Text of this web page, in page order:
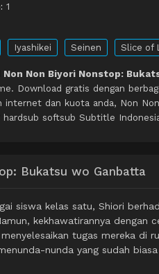
1
Iyashikei Seinen Slice of
Non Non Biyori Nonstop:
Download gratis dengan
internet dan kuota anda, Non
hardsub softsub Subtitle
Bukatsu wo Ganbatta
siswa kelas satu, Shiori
kekhawatirannya dengan
tugas mereka di
nunda yang sudah